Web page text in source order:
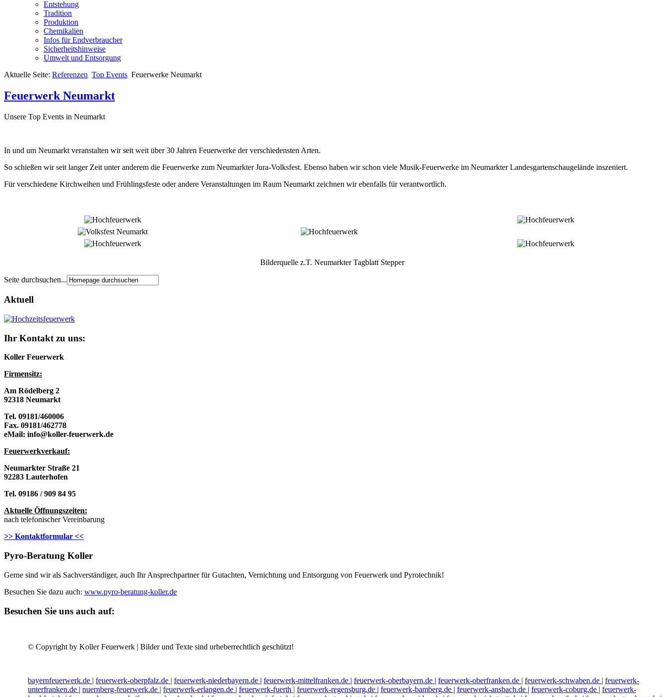
Entstehung
Tradition
Produktion
Chemikalien
Infos für Endverbraucher
Sicherheitshinweise
Umwelt und Entsorgung
Aktuelle Seite: Referenzen Top Events Feuerwerke Neumarkt
Feuerwerk Neumarkt
Unsere Top Events in Neumarkt
In und um Neumarkt veranstalten wir seit weit über 30 Jahren Feuerwerke der verschiedensten Arten.
So schießen wir seit langer Zeit unter anderem die Feuerwerke zum Neumarkter Jura-Volksfest. Ebenso haben wir schon viele Musik-Feuerwerke im Neumarkter Landesgartenschaugelände inszeniert.
Für verschiedene Kirchweihen und Frühlingsfeste oder andere Veranstaltungen im Raum Neumarkt zeichnen wir ebenfalls für verantwortlich.
Bilderquelle z.T. Neumarkter Tagblatt Stepper
Seite durchsuchen...
Aktuell
Ihr Kontakt zu uns:
Koller Feuerwerk
Firmensitz:
Am Rödelberg 2
92318 Neumarkt
Tel. 09181/460006
Fax. 09181/462778
eMail: info@koller-feuerwerk.de
Feuerwerkverkauf:
Neumarkter Straße 21
92283 Lauterhofen
Tel. 09186 / 909 84 95
Aktuelle Öffnungszeiten:
nach telefonischer Vereinbarung
>> Kontaktformular <<
Pyro-Beratung Koller
Gerne sind wir als Sachverständiger, auch Ihr Ansprechpartner für Gutachten, Vernichtung und Entsorgung von Feuerwerk und Pyrotechnik!
Besuchen Sie dazu auch: www.pyro-beratung-koller.de
Besuchen Sie uns auch auf:
© Copyright by Koller Feuerwerk | Bilder und Texte sind urheberrechtlich geschützt!
bayernfeuerwerk.de | feuerwerk-oberpfalz.de | feuerwerk-niederbayern.de | feuerwerk-mittelfranken.de | feuerwerk-oberbayern.de | feuerwerk-oberfranken.de | feuerwerk-schwaben.de | feuerwerk-
unterfranken.de | nuernberg-feuerwerk.de | feuerwerk-erlangen.de | feuerwerk-fuerth | feuerwerk-regensburg.de | feuerwerk-bamberg.de | feuerwerk-ansbach.de | feuerwerk-coburg.de | feuerwerk-